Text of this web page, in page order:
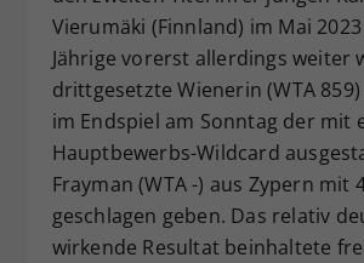
Vierumäki (Finnland) im Mai
Jährige vorerst allerdings weiter
drittgesetzte Wienerin (WTA
im Endspiel am Sonntag der mit
Hauptbewerbs-Wildcard
Frayman (WTA -) aus Zypern mit
geschlagen geben. Das relativ
wirkende Resultat beinhaltete
hat.